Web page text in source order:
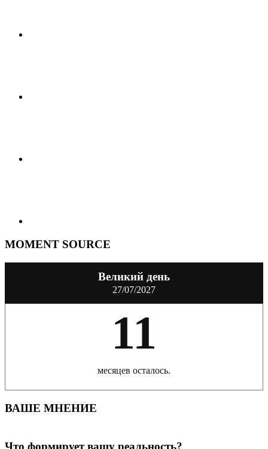
MOMENT SOURCE
Великий день
27/07/2027
11
месяцев осталось.
ВАШЕ МНЕНИЕ
Что формирует вашу реальность?